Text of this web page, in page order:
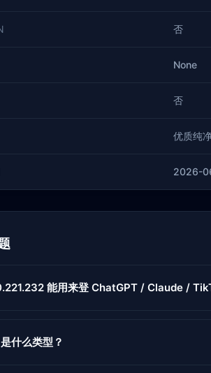
否
None
否
优质纯
2026-
能用来登 ChatGPT / Claude /
什么类型？